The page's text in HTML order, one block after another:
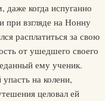
даже когда испуганно
при взгляде на Нонну
расплатиться за свою
от ушедшего своего
ему ученик.
на колени,
целовал ей